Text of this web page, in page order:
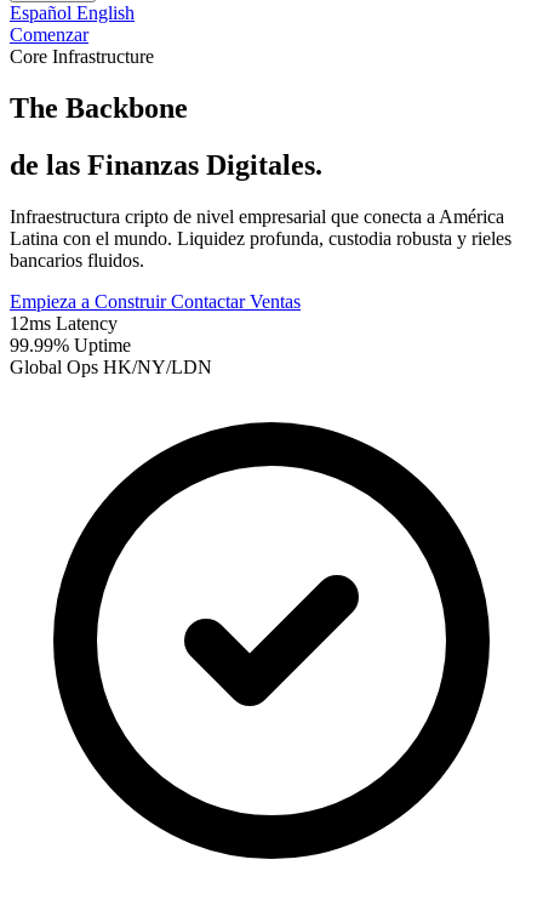
Español English
Comenzar
Core Infrastructure
The Backbone
de las Finanzas Digitales.
Infraestructura cripto de nivel empresarial que conecta a América
Latina con el mundo. Liquidez profunda, custodia robusta y rieles
bancarios fluidos.
Empieza a ConstruirContactar Ventas
12ms Latency
99.99% Uptime
Global Ops HK/NY/LDN